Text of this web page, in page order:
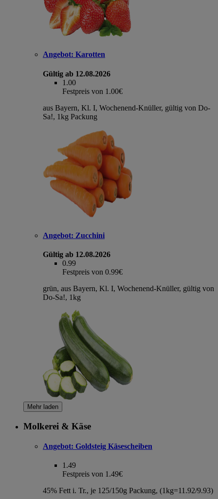
Angebot: Karotten
Gültig ab 12.08.2026
1.00
Festpreis von 1.00€
aus Bayern, Kl. I, Wochenend-Knüller, gültig von Do-
Sa!, 1kg Packung
Angebot: Zucchini
Gültig ab 12.08.2026
0.99
Festpreis von 0.99€
grün, aus Bayern, Kl. I, Wochenend-Knüller, gültig von
Do-Sa!, 1kg
Mehr laden
Molkerei & Käse
Angebot: Goldsteig Käsescheiben
1.49
Festpreis von 1.49€
45% Fett i. Tr., je 125/150g Packung, (1kg=11.92/9.93)